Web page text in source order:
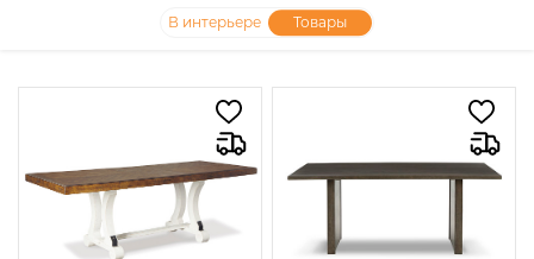
В интерьере Товары